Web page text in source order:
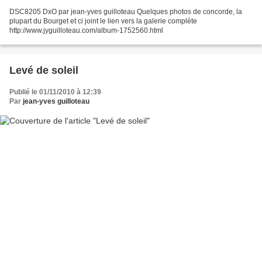
DSC8205 DxO par jean-yves guilloteau Quelques photos de concorde, la
plupart du Bourget et ci joint le lien vers la galerie complète
http://www.jyguilloteau.com/album-1752560.html
Levé de soleil
Publié le 01/11/2010 à 12:39
Par jean-yves guilloteau